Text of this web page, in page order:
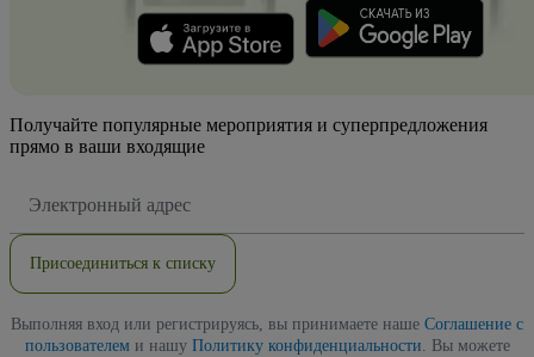
Получайте популярные мероприятия и суперпредложения
прямо в ваши входящие
электронной
Присоединиться к списку
Выполняя вход или регистрируясь, вы принимаете наше Соглашение с
пользователеми нашу Политику конфиденциальности. Вы можете